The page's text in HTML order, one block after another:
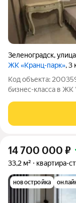
Зеленоградск,
ЖК «Кранц-парк», 3
Код объекта:
бизнес-класса в ЖК
для тех, кто ценит
Ориентир:
14 700 000 ₽
33,2 м² квартира-
новостройка